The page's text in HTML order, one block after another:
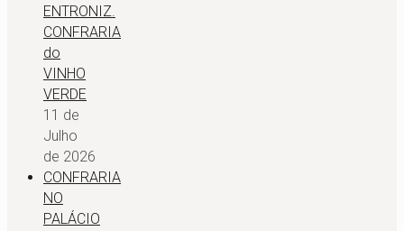
ENTRONIZ.
CONFRARIA
do
VINHO
VERDE
11 de
Julho
de 2026
CONFRARIA
NO
PALÁCIO